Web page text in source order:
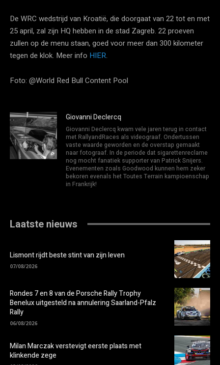
De WRC wedstrijd van Kroatië, die doorgaat van 22 tot en met
25 april, zal zijn HQ hebben in de stad Zagreb. 22 proeven
zullen op de menu staan, goed voor meer dan 300 kilometer
tegen de klok. Meer info HIER.
Foto: @World Red Bull Content Pool
Giovanni Declercq
Giovanni Declercq kwam vele jaren terug in contact
met RallyandRaces als videograaf. Ondertussen
vaste waarde geworden en de overstap gemaakt
naar fotograaf. In de periode dat sigarettenreclame
nog mocht fanatiek supporter van Patrick Snijers.
Evenementen zoals Goodwood kunnen hem zeker
bekoren evenals het Toutes Terrain kampioenschap
in Frankrijk!
Laatste nieuws
Lismont rijdt beste stint van zijn leven
07/08/2026
Rondes 7 en 8 van de Porsche Rally Trophy
Benelux uitgesteld na annulering Saarland-Pfalz
Rally
06/08/2026
Milan Marczak verstevigt eerste plaats met
klinkende zege